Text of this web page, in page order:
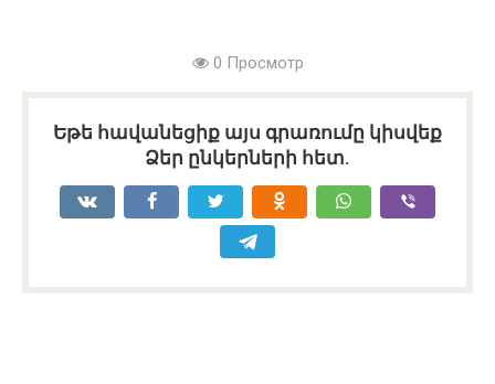
0 Просмотр
Եթե հավանեցիք այս գրառումը կիսվեք
Ձեր ընկերների հետ.